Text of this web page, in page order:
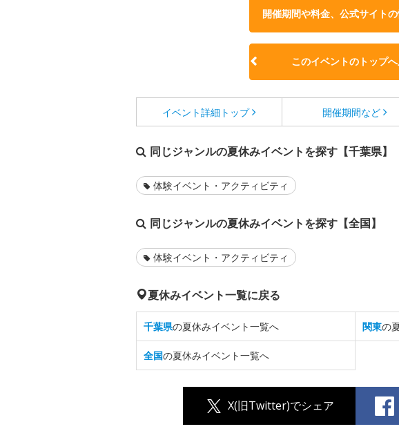
開催期間や料金、公式サイトの
このイベントのトップ
イベント詳細 トップ 開催期間など
同じジャンルの夏休みイベントを探す【千葉県】
体験イベント・アクティビティ
同じジャンルの夏休みイベントを探す【全国】
体験イベント・アクティビティ
夏休みイベント一覧に戻る
千葉県の夏休みイベント一覧へ 関東の
全国の夏休みイベント一覧へ
X(旧Twitter)でシェア